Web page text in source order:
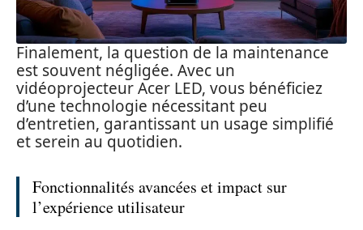
Finalement, la question de la maintenance
est souvent négligée. Avec un
vidéoprojecteur Acer LED, vous bénéficiez
d’une technologie nécessitant peu
d’entretien, garantissant un usage simplifié
et serein au quotidien.
Fonctionnalités avancées et impact sur
l’expérience utilisateur